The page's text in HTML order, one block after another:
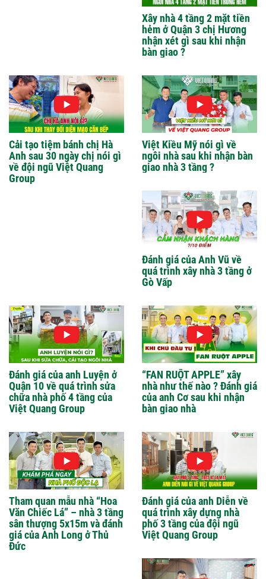
Xây nhà 4 tầng 2 mặt tiền
hẻm ở Quận 3 chị Hương
nhận xét gì sau khi nhận
bàn giao ?
Cải tạo tiệm bánh chị Hà
Anh sau 30 ngày chị nói gì
về đội ngũ Việt Quang
Group
Việt Kiều Mỹ nói gì về
ngôi nhà sau khi nhận bàn
giao nhà 3 tầng ?
Đánh giá của Anh Vũ về
quá trình xây nhà 3 tầng ở
Gò Vấp
Đánh giá của anh Luyện ở
Quận 10 về quá trình sửa
chữa nhà phố 4 tầng của
Việt Quang Group
“FAN RUỘT APPLE” xây
nhà như thế nào ? Đánh giá
của anh Cơ sau khi nhận
bàn giao nhà
Tham quan mẫu nhà “Hoa
Văn Chiếc Lá” – nhà 3 tầng
sân thượng 5x15m và đánh
giá của Anh Long ở Thủ
Đức
Đánh giá của anh Diễn về
quá trình xây dựng nhà
phố 3 tầng của đội ngũ
Việt Quang Group